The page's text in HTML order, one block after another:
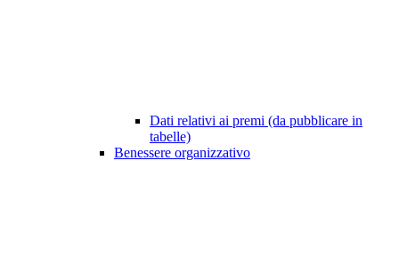
Dati relativi ai premi (da pubblicare in
tabelle)
Benessere organizzativo